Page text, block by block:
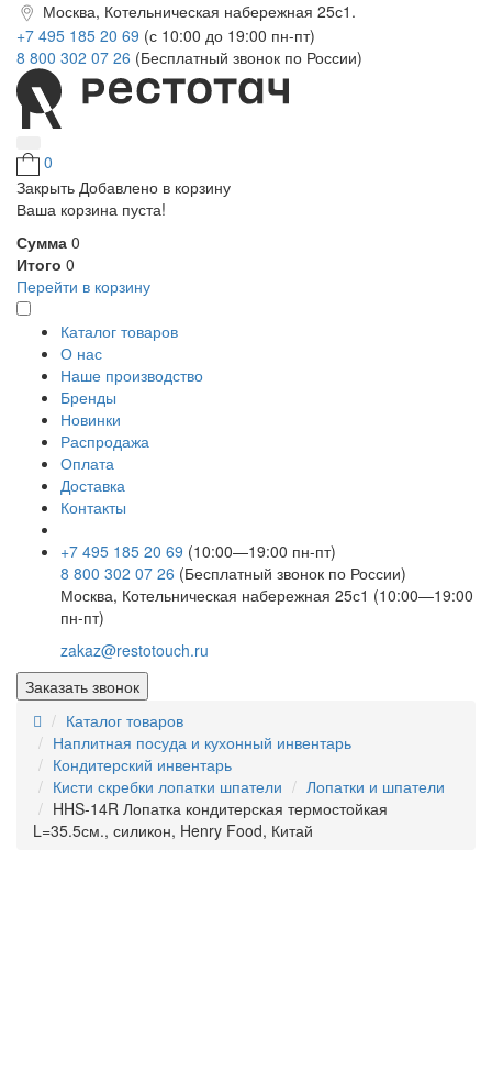
Москва, Котельническая набережная 25с1.
+7 495 185 20 69 (с 10:00 до 19:00 пн-пт)
8 800 302 07 26 (Бесплатный звонок по России)
0
Закрыть Добавлено в корзину
Ваша корзина пуста!
Сумма 0
Итого 0
Перейти в корзину
Каталог товаров
О нас
Наше производство
Бренды
Новинки
Распродажа
Оплата
Доставка
Контакты
+7 495 185 20 69 (10:00—19:00 пн-пт)
8 800 302 07 26 (Бесплатный звонок по России)
Москва, Котельническая набережная 25с1 (10:00—19:00
пн-пт)
zakaz@restotouch.ru
Заказать звонок
Каталог товаров
Наплитная посуда и кухонный инвентарь
Кондитерский инвентарь
Кисти скребки лопатки шпатели
Лопатки и шпатели
HHS-14R Лопатка кондитерская термостойкая
L=35.5см., силикон, Henry Food, Китай